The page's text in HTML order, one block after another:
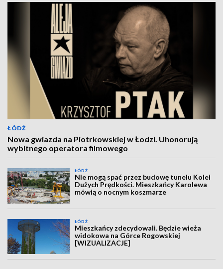
ŁÓDŹ
Nowa gwiazda na Piotrkowskiej w Łodzi. Uhonorują
wybitnego operatora filmowego
ŁÓDŹ
Nie mogą spać przez budowę tunelu Kolei
Dużych Prędkości. Mieszkańcy Karolewa
mówią o nocnym koszmarze
ŁÓDŹ
Mieszkańcy zdecydowali. Będzie wieża
widokowa na Górce Rogowskiej
[WIZUALIZACJE]